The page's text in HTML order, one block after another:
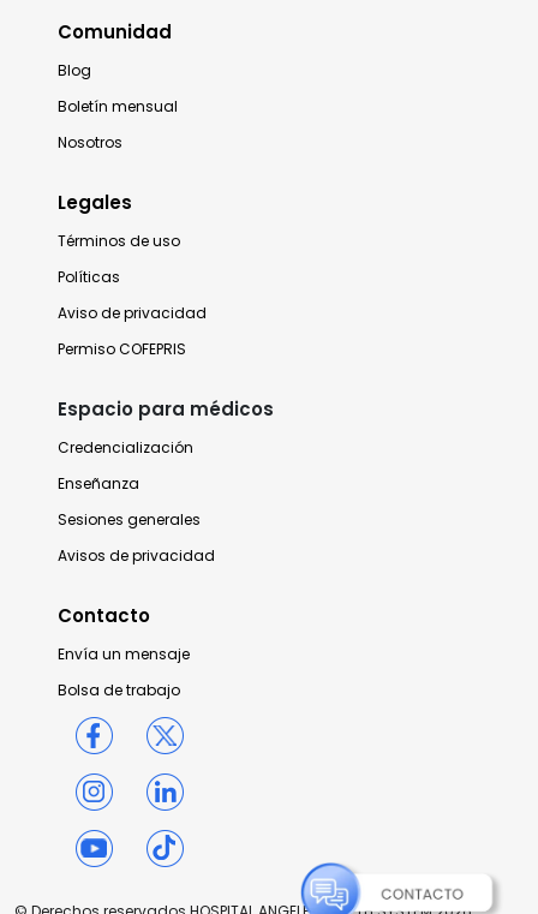
Comunidad
Blog
Boletín mensual
Nosotros
Legales
Términos de uso
Políticas
Aviso de privacidad
Permiso COFEPRIS
Espacio para médicos
Credencialización
Enseñanza
Sesiones generales
Avisos de privacidad
Contacto
Envía un mensaje
Bolsa de trabajo